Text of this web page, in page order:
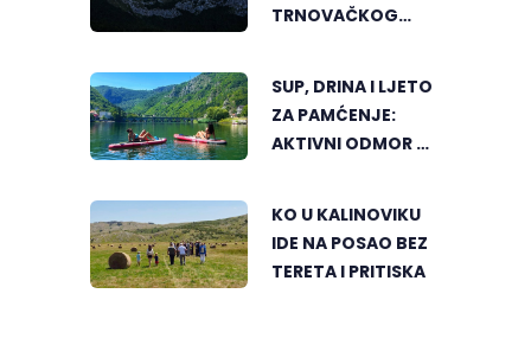
TRNOVAČKOG
SUP, DRINA I LJETO
ZA PAMĆENJE:
AKTIVNI ODMOR U
KO U KALINOVIKU
IDE NA POSAO BEZ
TERETA I PRITISKA